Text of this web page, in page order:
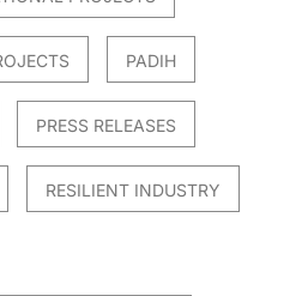
PADIH
PRESS RELEASES
RESILIENT INDUSTRY